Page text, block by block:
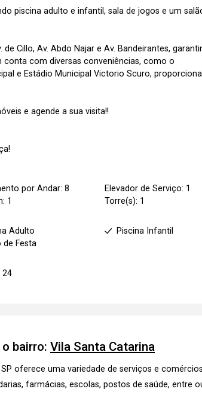
piscina adulto e infantil, sala de jogos e um
Cillo, Av. Abdo Najar e Av. Bandeirantes,
com diversas conveniências, como o
e Estádio Municipal Victorio Scuro,
e agende a sua visita!!
por Andar: 8
Elevador de Serviço: 1
1
Torre(s): 1
Adulto
Piscina Infantil
de Festa
24
bairro: Vila Santa Catarina
oferece uma variedade de serviços e
farmácias, escolas, postos de saúde, entre